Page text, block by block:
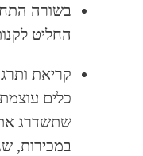
בשורה
החליט
קריאת
כלים
שתשדרג
במכירות,